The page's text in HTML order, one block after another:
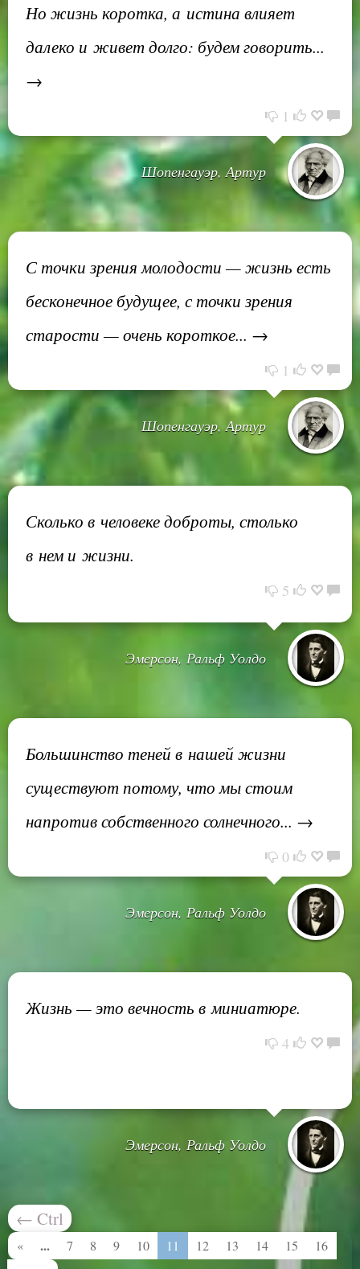
Но жизнь коротка, а истина влияет
далеко и живет долго: будем говорить...
→
1
Шопенгауэр, Артур
С точки зрения молодости — жизнь есть
бесконечное будущее, с точки зрения
старости — очень короткое... →
1
Шопенгауэр, Артур
Сколько в человеке доброты, столько
в нем и жизни.
5
Эмерсон, Ральф Уолдо
Большинство теней в нашей жизни
существуют потому, что мы стоим
напротив собственного солнечного... →
0
Эмерсон, Ральф Уолдо
Жизнь — это вечность в миниатюре.
4
Эмерсон, Ральф Уолдо
← Ctrl
« ... 7 8 9 10 11 12 13 14 15 16